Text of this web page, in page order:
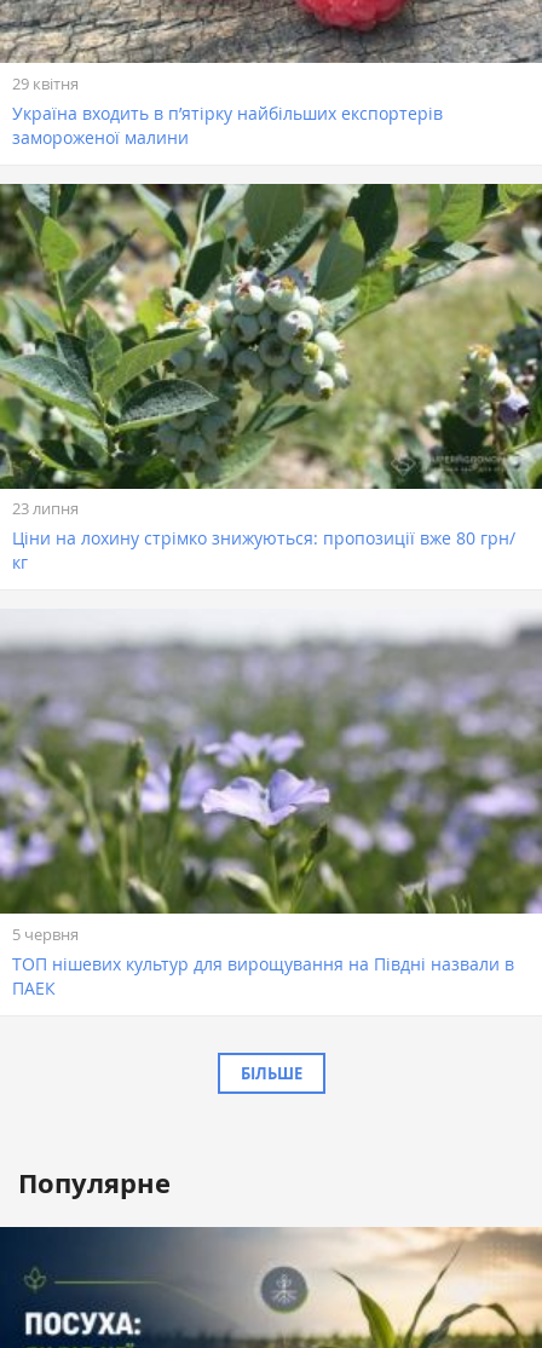
29 квітня
Україна входить в п’ятірку найбільших експортерів
замороженої малини
23 липня
Ціни на лохину стрімко знижуються: пропозиції вже 80 грн/
кг
5 червня
ТОП нішевих культур для вирощування на Півдні назвали в
ПАЕК
БІЛЬШЕ
Популярне